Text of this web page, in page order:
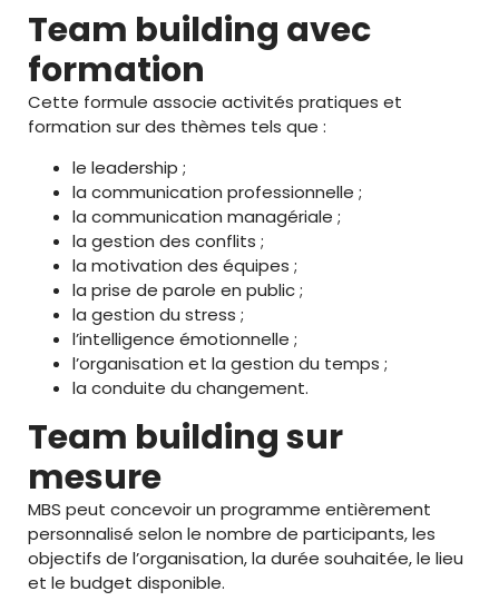
Team building avec
formation
Cette formule associe activités pratiques et
formation sur des thèmes tels que :
le leadership ;
la communication professionnelle ;
la communication managériale ;
la gestion des conflits ;
la motivation des équipes ;
la prise de parole en public ;
la gestion du stress ;
l’intelligence émotionnelle ;
l’organisation et la gestion du temps ;
la conduite du changement.
Team building sur
mesure
MBS peut concevoir un programme entièrement
personnalisé selon le nombre de participants, les
objectifs de l’organisation, la durée souhaitée, le lieu
et le budget disponible.